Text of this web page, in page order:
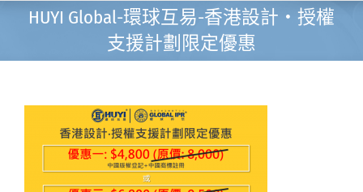
HUYI Global-環球互易-香港設計‧授權
支援計劃限定優惠